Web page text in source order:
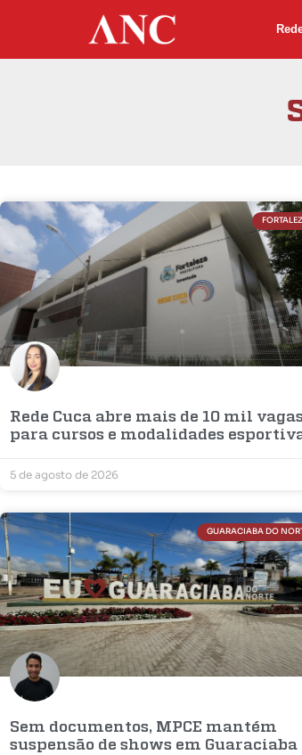
Rede Cuca abre mais de 10 mil vagas
para cursos e modalidades
5 de agosto de 2026
GUARACIABA DO
Sem documentos, MPCE mantém
suspensão de shows em Guaraciaba